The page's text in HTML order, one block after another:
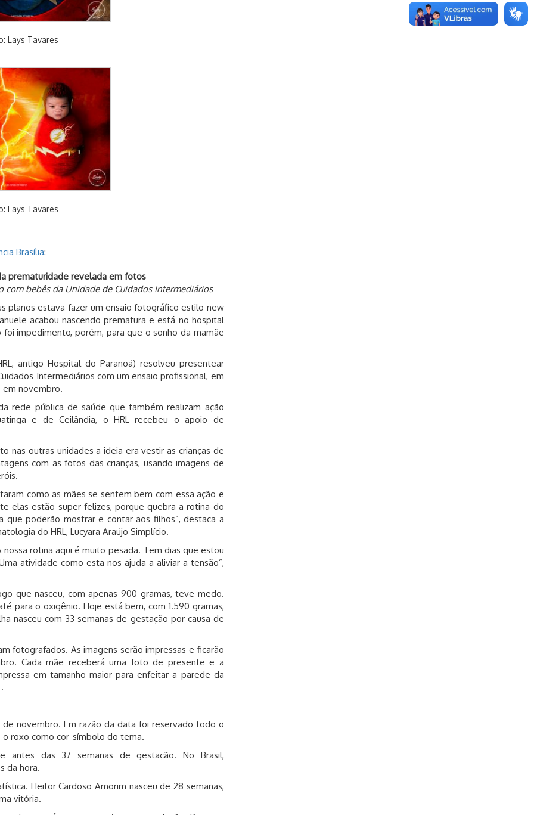
Lays Tavares
Lays Tavares
Brasília:
prematuridade revelada em fotos
bebês da Unidade de Cuidados Intermediários
planos estava fazer um ensaio fotográfico estilo new
acabou nascendo prematura e está no hospital
impedimento, porém, para que o sonho da mamãe
antigo Hospital do Paranoá) resolveu presentear
Intermediários com um ensaio profissional, em
em novembro.
rede pública de saúde que também realizam ação
e de Ceilândia, o HRL recebeu o apoio de
nas outras unidades a ideia era vestir as crianças de
com as fotos das crianças, usando imagens de
como as mães se sentem bem com essa ação e
elas estão super felizes, porque quebra a rotina do
que poderão mostrar e contar aos filhos”, destaca a
do HRL, Lucyara Araújo Simplício.
rotina aqui é muito pesada. Tem dias que estou
atividade como esta nos ajuda a aliviar a tensão”,
que nasceu, com apenas 900 gramas, teve medo.
para o oxigênio. Hoje está bem, com 1.590 gramas,
nasceu com 33 semanas de gestação por causa de
fotografados. As imagens serão impressas e ficarão
Cada mãe receberá uma foto de presente e a
em tamanho maior para enfeitar a parede da
novembro. Em razão da data foi reservado todo o
roxo como cor-símbolo do tema.
antes das 37 semanas de gestação. No Brasil,
da hora.
Heitor Cardoso Amorim nasceu de 28 semanas,
vitória.